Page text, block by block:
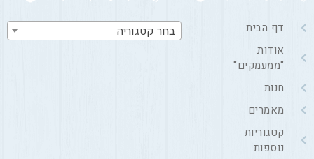
דף הבית
אודות
"ממעמקים"
חנות
מאמרים
קטגוריות
נוספות
בחר קטגוריה